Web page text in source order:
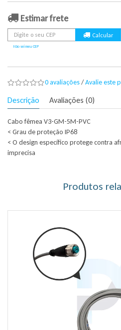
Estimar frete
Não sei meu CEP
0 avaliações/Avalie este
Descrição Avaliações (0)
Cabo fêmea V3-GM-5M-PVC
< Grau de proteção IP68
< O design específico protege contra
imprecisa
Produtos